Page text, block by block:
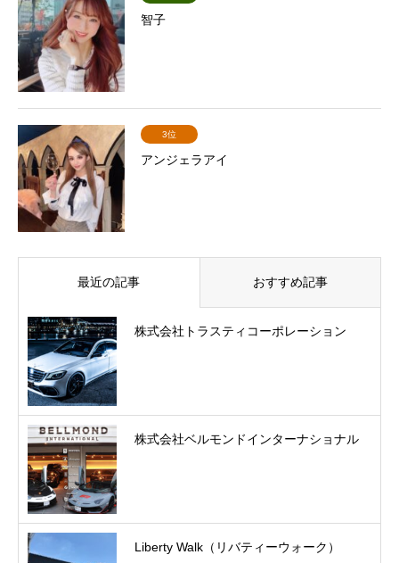
智子
3位
アンジェラアイ
最近の記事 おすすめ記事
株式会社トラスティコーポレーション
株式会社ベルモンドインターナショナル
Liberty Walk（リバティーウォーク）